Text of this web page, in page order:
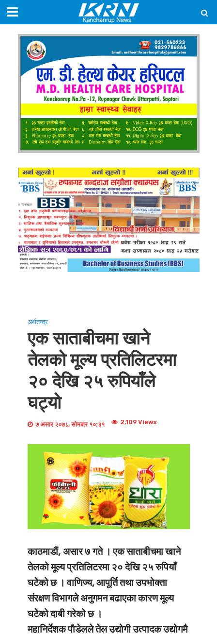
अर्थतन्त्र
एक साताबीचमा खाने
तेलको मूल्य प्रतिलिटरमा
२० देखि २५ रुपियाँले
घट्यो
७ असार २०७८, सोमबार १०:३१ 2,109 Views
काठमाडौं, असार ७ गते । एक साताबीचमा खाने
तेलको मूल्य प्रतिलिटरमा २० देखि २५ रुपियाँ
घटेको छ । वाणिज्य, आपूर्ति तथा उपभोक्ता
संरक्षण विभागले अनुगमन बढाएका कारण मूल्य
घटेको दाबी गरेको छ ।
महानिर्देशक पौडेलले तेल उद्योगी उत्पादक उद्योगमै